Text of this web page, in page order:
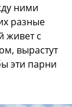
ними
разные
живет с
вырастут
эти парни